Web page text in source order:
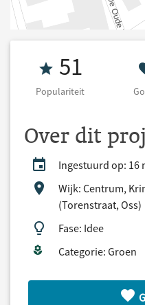
51
Populariteit
Over dit
Ingestuurd op: 16
Wijk: Centrum,
(Torenstraat, Oss)
Fase: Idee
Categorie: Groen